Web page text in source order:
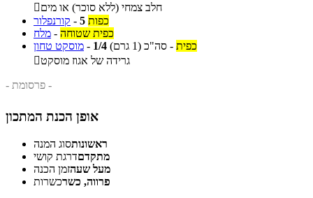
חלב צמחי (ללא סוכר) או מים
קורנפלור - 5 כפות
מלח - כפית שטוחה
מוסקט טחון - 1/4 כפית - סה"כ (1 גרם)
גרידה של אגוז מוסקט
- פרסומת -
אופן הכנת המתכון
ראשונותסוג המנה
מתקדםדרגת קושי
מעל שעהזמן הכנה
פרווה, כשרכשרות